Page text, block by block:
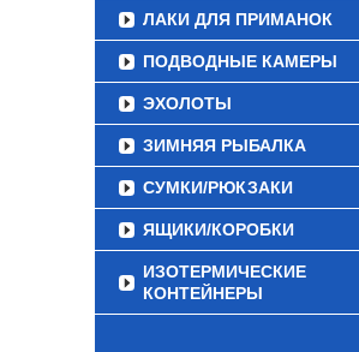
ЛАКИ ДЛЯ ПРИМАНОК
ПОДВОДНЫЕ КАМЕРЫ
ЭХОЛОТЫ
ЗИМНЯЯ РЫБАЛКА
СУМКИ/РЮКЗАКИ
ЯЩИКИ/КОРОБКИ
ИЗОТЕРМИЧЕСКИЕ
КОНТЕЙНЕРЫ